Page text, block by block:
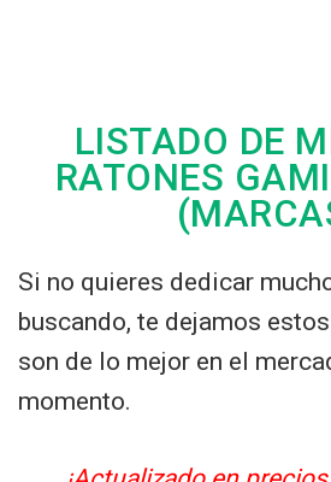
LISTADO DE
RATONES
Si no quieres dedicar
buscando, te dejamos
son de lo mejor en el
momento.